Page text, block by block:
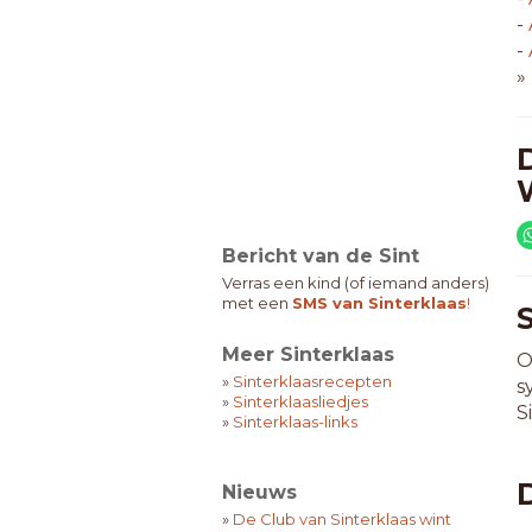
Bericht van de Sint
Verras een kind (of iemand anders)
met een SMS van Sinterklaas!
Meer Sinterklaas
» Sinterklaasrecepten
» Sinterklaasliedjes
» Sinterklaas-links
Nieuws
» De Club van Sinterklaas wint
-
-
»